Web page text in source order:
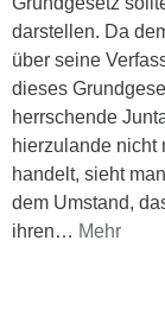
darstellen. Da
über seine
dieses
herrschende
hierzulande nicht
handelt, sieht
dem Umstand,
ihren… Mehr